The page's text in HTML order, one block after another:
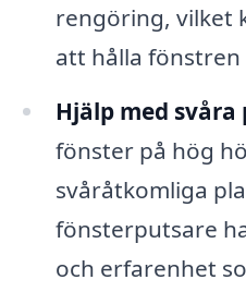
rengöring, vilket
att hålla
Hjälp med
fönster på hög
svåråtkomliga
fönsterputsare
och erfarenhet